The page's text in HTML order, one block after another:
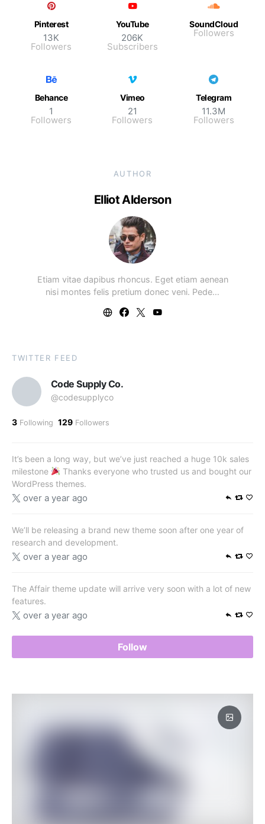
Pinterest
13K
Followers
YouTube
206K
Subscribers
SoundCloud
Followers
Behance
1
Followers
Vimeo
21
Followers
Telegram
11.3M
Followers
AUTHOR
Elliot Alderson
Etiam vitae dapibus rhoncus. Eget etiam aenean
nisi montes felis pretium donec veni. Pede…
TWITTER FEED
Code Supply Co.
@codesupplyco
3 Following 129 Followers
It’s been a long way, but we’ve just reached a huge 10k sales
milestone
Thanks everyone who trusted us and bought our
WordPress themes.
over a year ago
We’ll be releasing a brand new theme soon after one year of
research and development.
over a year ago
The Affair theme update will arrive very soon with a lot of new
features.
over a year ago
Follow